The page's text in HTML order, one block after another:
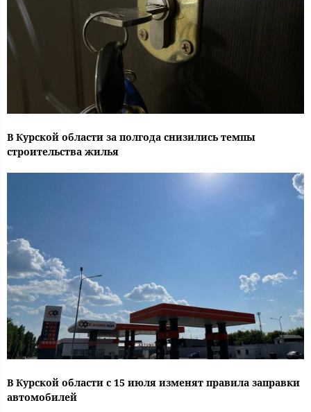
В Курской области за полгода снизились темпы
строительства жилья
В Курской области с 15 июля изменят правила заправки
автомобилей